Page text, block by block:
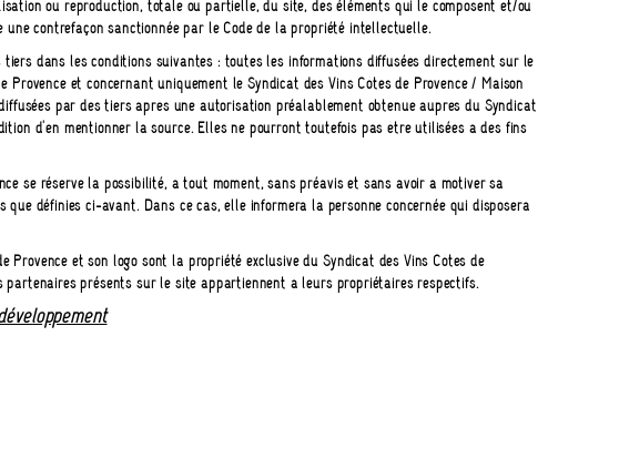
ou reproduction, totale ou partielle, du site, des éléments qui le composent et/ou
contrefaçon sanctionnée par le Code de la propriété intellectuelle.
dans les conditions suivantes : toutes les informations diffusées directement sur le
et concernant uniquement le Syndicat des Vins Côtes de Provence / Maison
par des tiers après une autorisation préalablement obtenue auprès du Syndicat
d'en mentionner la source. Elles ne pourront toutefois pas être utilisées à des fins
se réserve la possibilité, à tout moment, sans préavis et sans avoir à motiver sa
définies ci-avant. Dans ce cas, elle informera la personne concernée qui disposera
Provence et son logo sont la propriété exclusive du Syndicat des Vins Côtes de
partenaires présents sur le site appartiennent à leurs propriétaires respectifs.